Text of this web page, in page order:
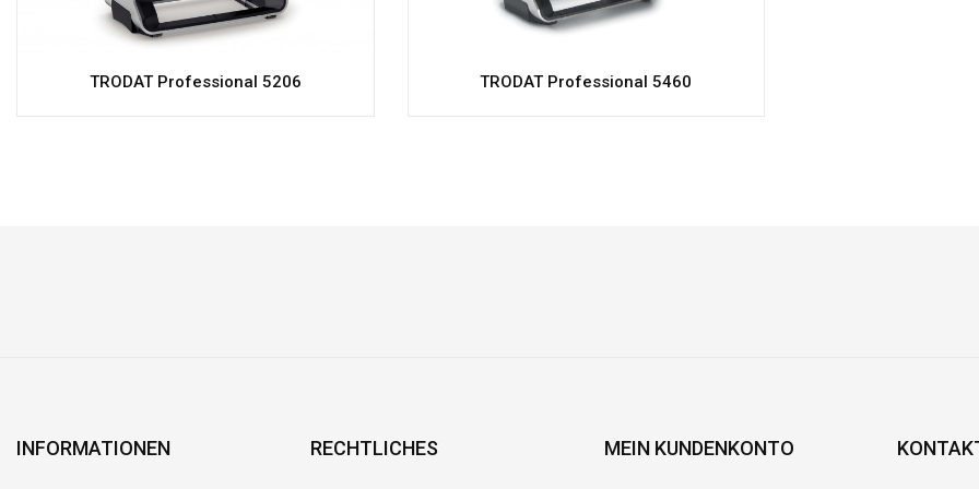
TRODAT Professional 5206 TRODAT Professional 5460
INFORMATIONEN RECHTLICHES MEIN KUNDENKONTO